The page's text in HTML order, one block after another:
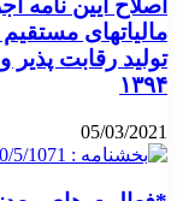
تولید رقابت
۱۳۹۴
05/03/2021